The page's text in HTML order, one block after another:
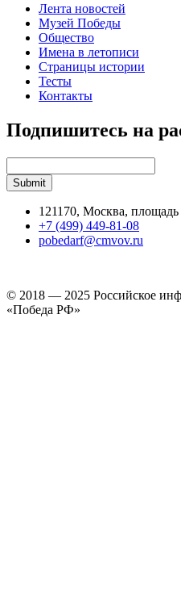
Лента новостей
Музей Победы
Общество
Имена в летописи
Страницы истории
Тесты
Контакты
Подпишитесь на
121170, Москва,
+7 (499) 449-81-08
pobedarf@cmvov.ru
© 2018 — 2025 Российское
«Победа РФ»